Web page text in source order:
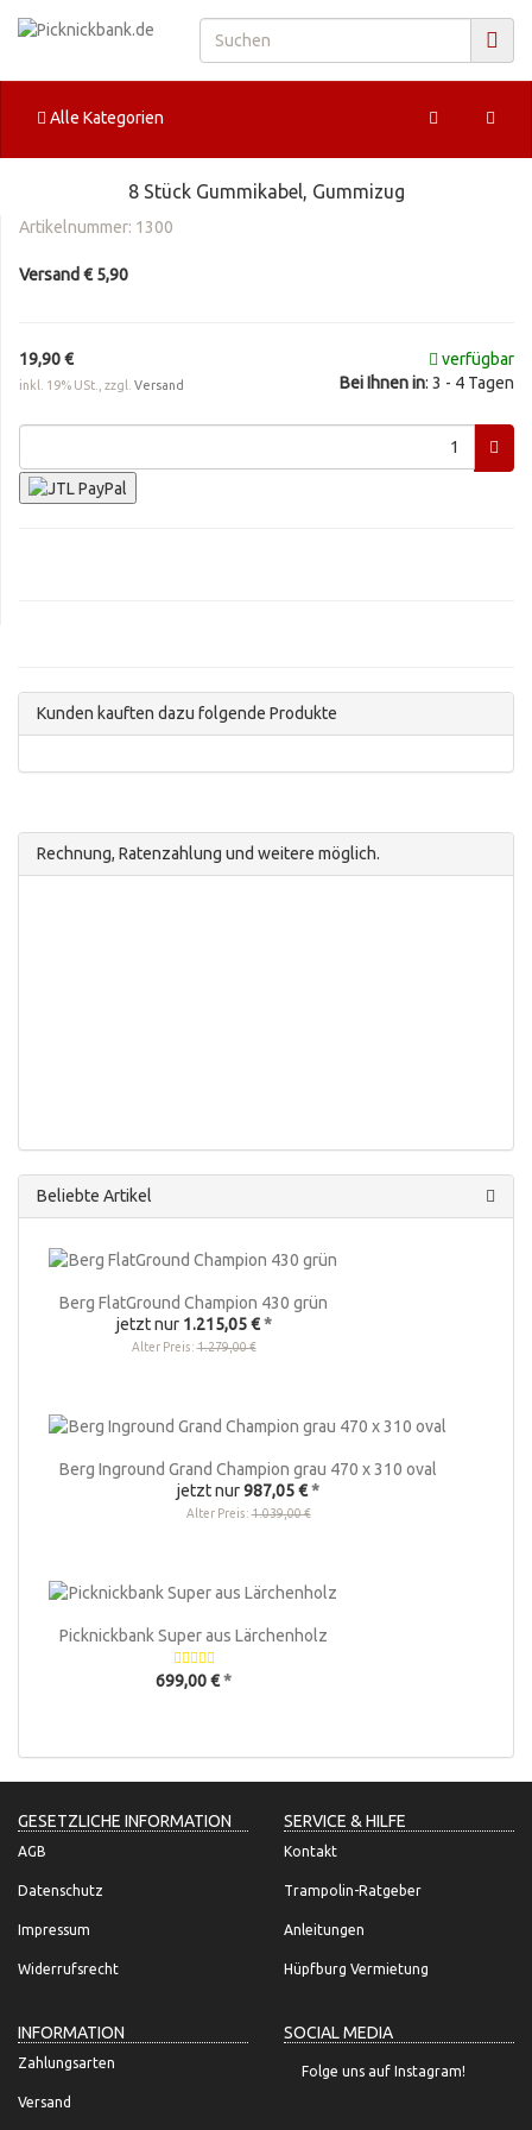
Alle Kategorien
8 Stück Gummikabel, Gummizug
Artikelnummer: 1300
Versand € 5,90
19,90 €
inkl. 19% USt., zzgl. Versand
verfügbar
Bei Ihnen in: 3 - 4 Tagen
Kunden kauften dazu folgende Produkte
Rechnung, Ratenzahlung und weitere möglich.
Beliebte Artikel
Berg FlatGround Champion 430 grün
jetzt nur 1.215,05 € *
Alter Preis:1.279,00 €
Berg Inground Grand Champion grau 470 x 310 oval
jetzt nur987,05 €*
Alter Preis:1.039,00 €
Picknickbank Super aus Lärchenholz
699,00 €*
GESETZLICHE INFORMATION
AGB
Datenschutz
Impressum
Widerrufsrecht
SERVICE & HILFE
Kontakt
Trampolin-Ratgeber
Anleitungen
Hüpfburg Vermietung
INFORMATION
Zahlungsarten
Versand
SOCIAL MEDIA
Folge uns auf Instagram!